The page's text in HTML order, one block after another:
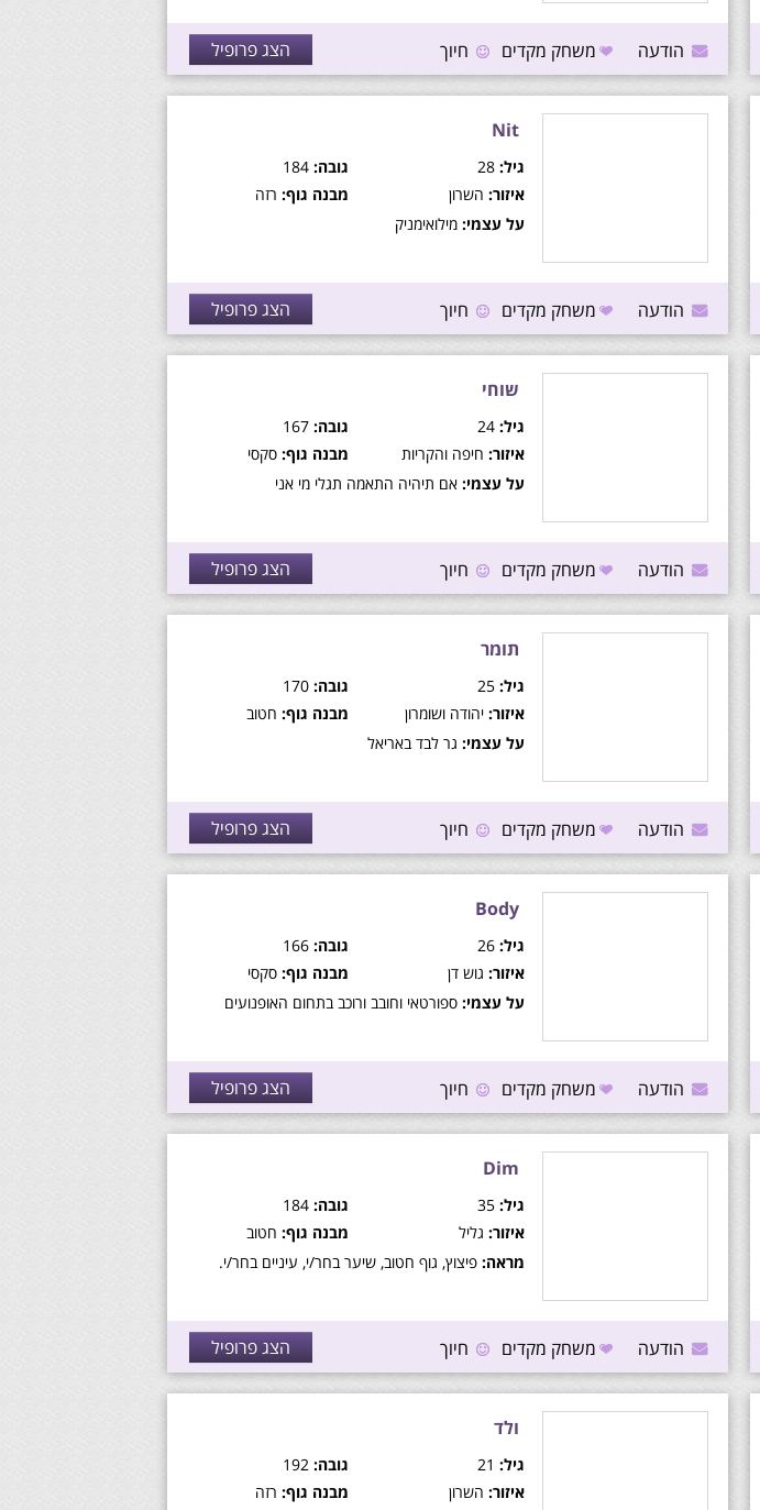
הודעה משחק מקדים חיוך הצג פרופיל
Nit
גיל: גובה:
איזור: השרון מבנה גוף: רזה
על עצמי: מילואימניק
הודעה משחק מקדים חיוך הצג פרופיל
שוחי
גיל: גובה:
איזור: חיפה והקריות מבנה גוף: סקסי
על עצמי: אם תיהיה התאמה תגלי מי אני
הודעה משחק מקדים חיוך הצג פרופיל
תומר
גיל: גובה:
איזור: יהודה ושומרון מבנה גוף: חטוב
על עצמי: גר לבד באריאל
הודעה משחק מקדים חיוך הצג פרופיל
Body
גיל: גובה:
איזור: גוש דן מבנה גוף: סקסי
על עצמי: ספורטאי וחובב ורוכב בתחום האופנועים
הודעה משחק מקדים חיוך הצג פרופיל
Dim
גיל: גובה:
איזור: גליל מבנה גוף: חטוב
מראה: פיצוץ, גוף חטוב, שיער בחר/י, עיניים בחר/י.
הודעה משחק מקדים חיוך הצג פרופיל
ולד
גיל: גובה:
איזור: השרון מבנה גוף: רזה